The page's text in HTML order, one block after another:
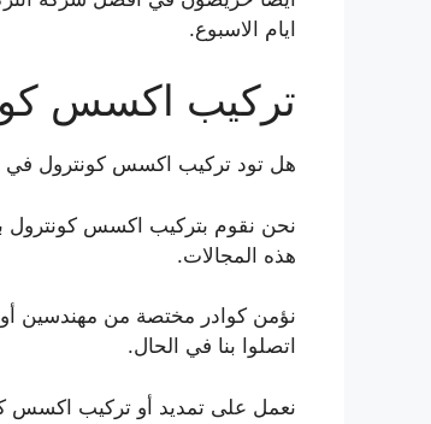
ايام الاسبوع.
تركيب اكسس
هل تود تركيب اكسس كونترول في
نحن نقوم بتركيب اكسس
هذه المجالات.
اتصلوا بنا في الحال.
نعمل على تمديد أو تركيب اكسس